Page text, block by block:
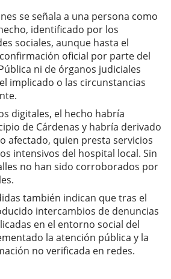
se señala a una persona como
identificado por los
sociales, aunque hasta el
oficial por parte del
ni de órganos judiciales
implicado o las circunstancias
digitales, el hecho habría
de Cárdenas y habría derivado
afectado, quien presta servicios
intensivos del hospital local. Sin
no han sido corroborados por
también indican que tras el
intercambios de denuncias
en el entorno social del
la atención pública y la
no verificada en redes.